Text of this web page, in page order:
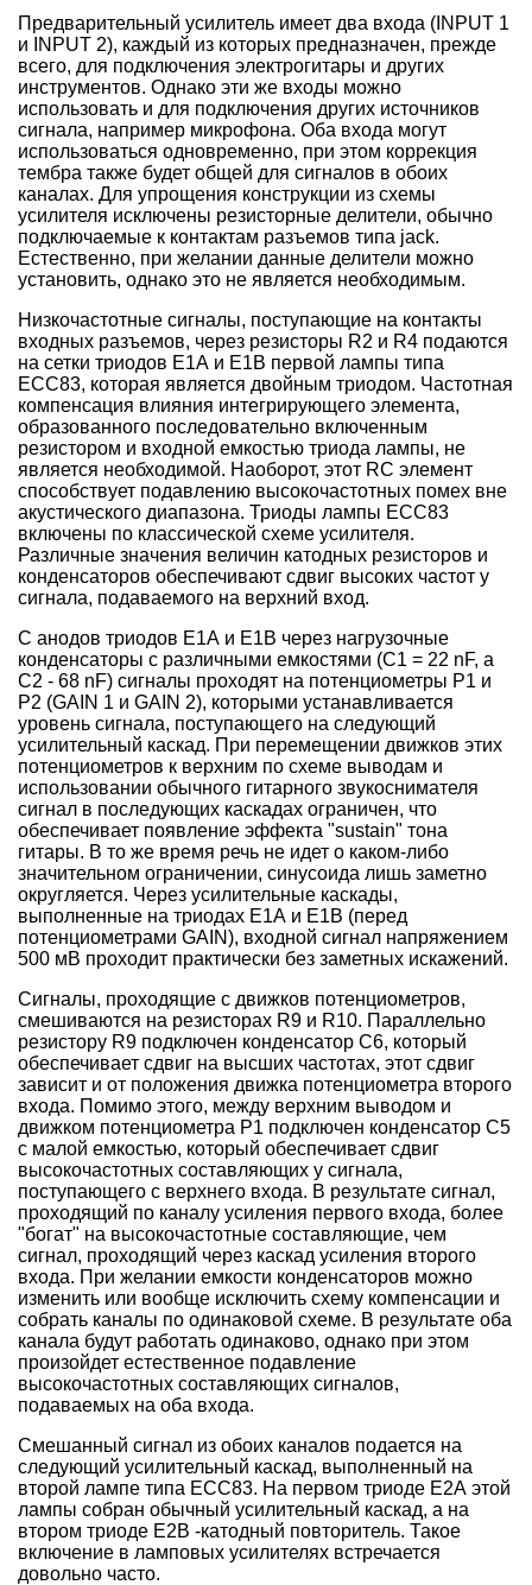
Предварительный усилитель имеет два входа (INPUT 1
и INPUT 2), каждый из которых предназначен, прежде
всего, для подключения электрогитары и других
инструментов. Однако эти же входы можно
использовать и для подключения других источников
сигнала, например микрофона. Оба входа могут
использоваться одновременно, при этом коррекция
тембра также будет общей для сигналов в обоих
каналах. Для упрощения конструкции из схемы
усилителя исключены резисторные делители, обычно
подключаемые к контактам разъемов типа jack.
Естественно, при желании данные делители можно
установить, однако это не является необходимым.
Низкочастотные сигналы, поступающие на контакты
входных разъемов, через резисторы R2 и R4 подаются
на сетки триодов Е1А и Е1В первой лампы типа
ЕСС83, которая является двойным триодом. Частотная
компенсация влияния интегрирующего элемента,
образованного последовательно включенным
резистором и входной емкостью триода лампы, не
является необходимой. Наоборот, этот RC элемент
способствует подавлению высокочастотных помех вне
акустического диапазона. Триоды лампы ЕСС83
включены по классической схеме усилителя.
Различные значения величин катодных резисторов и
конденсаторов обеспечивают сдвиг высоких частот у
сигнала, подаваемого на верхний вход.
С анодов триодов Е1А и Е1В через нагрузочные
конденсаторы с различными емкостями (С1 = 22 nF, a
C2 - 68 nF) сигналы проходят на потенциометры Р1 и
Р2 (GAIN 1 и GAIN 2), которыми устанавливается
уровень сигнала, поступающего на следующий
усилительный каскад. При перемещении движков этих
потенциометров к верхним по схеме выводам и
использовании обычного гитарного звукоснимателя
сигнал в последующих каскадах ограничен, что
обеспечивает появление эффекта "sustain" тона
гитары. В то же время речь не идет о каком-либо
значительном ограничении, синусоида лишь заметно
округляется. Через усилительные каскады,
выполненные на триодах Е1А и Е1В (перед
потенциометрами GAIN), входной сигнал напряжением
500 мВ проходит практически без заметных искажений.
Сигналы, проходящие с движков потенциометров,
смешиваются на резисторах R9 и R10. Параллельно
резистору R9 подключен конденсатор С6, который
обеспечивает сдвиг на высших частотах, этот сдвиг
зависит и от положения движка потенциометра второго
входа. Помимо этого, между верхним выводом и
движком потенциометра Р1 подключен конденсатор С5
с малой емкостью, который обеспечивает сдвиг
высокочастотных составляющих у сигнала,
поступающего с верхнего входа. В результате сигнал,
проходящий по каналу усиления первого входа, более
"богат" на высокочастотные составляющие, чем
сигнал, проходящий через каскад усиления второго
входа. При желании емкости конденсаторов можно
изменить или вообще исключить схему компенсации и
собрать каналы по одинаковой схеме. В результате оба
канала будут работать одинаково, однако при этом
произойдет естественное подавление
высокочастотных составляющих сигналов,
подаваемых на оба входа.
Смешанный сигнал из обоих каналов подается на
следующий усилительный каскад, выполненный на
второй лампе типа ЕСС83. На первом триоде Е2А этой
лампы собран обычный усилительный каскад, а на
втором триоде Е2В -катодный повторитель. Такое
включение в ламповых усилителях встречается
довольно часто.